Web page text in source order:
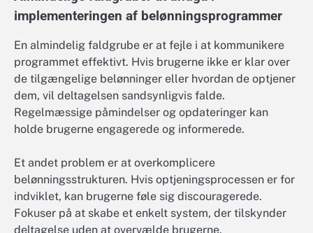
implementeringen af belønningsprogrammer
En almindelig faldgrube er at fejle i at kommunikere
programmet effektivt. Hvis brugerne ikke er klar over
de tilgængelige belønninger eller hvordan de optjener
dem, vil deltagelsen sandsynligvis falde.
Regelmæssige påmindelser og opdateringer kan
holde brugerne engagerede og informerede.
Et andet problem er at overkomplicere
belønningsstrukturen. Hvis optjeningsprocessen er for
indviklet, kan brugerne føle sig discouragerede.
Fokuser på at skabe et enkelt system, der tilskynder
deltagelse uden at overvælde brugerne.